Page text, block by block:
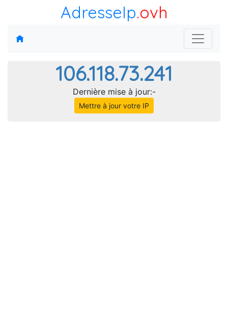
AdresseIp.ovh
106.118.73.241
Dernière mise à jour:-
Mettre à jour votre IP